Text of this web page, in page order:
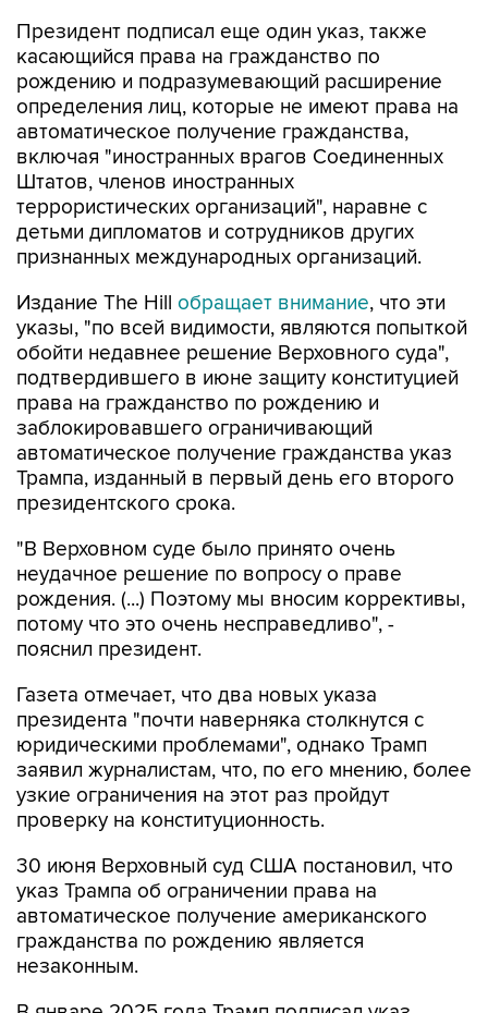
Президент подписал еще один указ, также
касающийся права на гражданство по
рождению и подразумевающий расширение
определения лиц, которые не имеют права на
автоматическое получение гражданства,
включая "иностранных врагов Соединенных
Штатов, членов иностранных
террористических организаций", наравне с
детьми дипломатов и сотрудников других
признанных международных организаций.
Издание The Hill обращает внимание, что эти
указы, "по всей видимости, являются попыткой
обойти недавнее решение Верховного суда",
подтвердившего в июне защиту конституцией
права на гражданство по рождению и
заблокировавшего ограничивающий
автоматическое получение гражданства указ
Трампа, изданный в первый день его второго
президентского срока.
"В Верховном суде было принято очень
неудачное решение по вопросу о праве
рождения. (...) Поэтому мы вносим коррективы,
потому что это очень несправедливо", -
пояснил президент.
Газета отмечает, что два новых указа
президента "почти наверняка столкнутся с
юридическими проблемами", однако Трамп
заявил журналистам, что, по его мнению, более
узкие ограничения на этот раз пройдут
проверку на конституционность.
30 июня Верховный суд США постановил, что
указ Трампа об ограничении права на
автоматическое получение американского
гражданства по рождению является
незаконным.